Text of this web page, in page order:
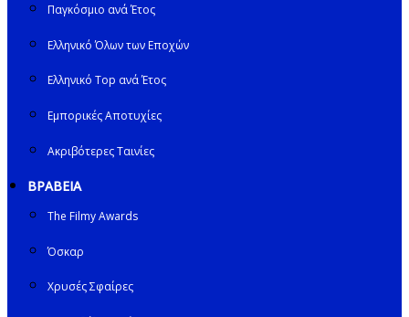
Παγκόσμιο ανά Έτος
Ελληνικό Όλων των Εποχών
Ελληνικό Top ανά Έτος
Εμπορικές Αποτυχίες
Ακριβότερες Ταινίες
ΒΡΑΒΕΙΑ
The Filmy Awards
Όσκαρ
Χρυσές Σφαίρες